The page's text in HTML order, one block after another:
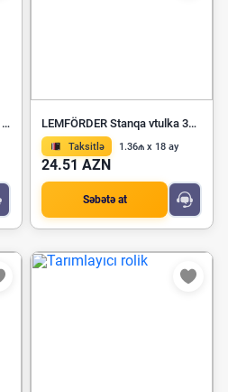
SWAG Rezin Susdurucu Blok 30 93 4684 LEMFÖRDER Stanqa vtulka 33714 01
Taksitlə 1.36₼ x 18 ay
24.51 AZN
Səbətə at